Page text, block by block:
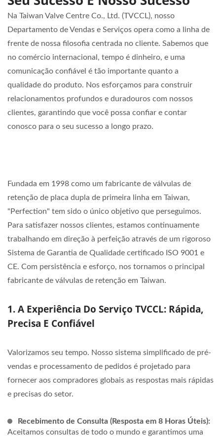
Na Taiwan Valve Centre Co., Ltd. (TVCCL), nosso
Departamento de Vendas e Serviços opera como a linha de
frente de nossa filosofia centrada no cliente. Sabemos que
no comércio internacional, tempo é dinheiro, e uma
comunicação confiável é tão importante quanto a
qualidade do produto. Nos esforçamos para construir
relacionamentos profundos e duradouros com nossos
clientes, garantindo que você possa confiar e contar
conosco para o seu sucesso a longo prazo.
Fundada em 1998 como um fabricante de válvulas de
retenção de placa dupla de primeira linha em Taiwan,
"Perfection" tem sido o único objetivo que perseguimos.
Para satisfazer nossos clientes, estamos continuamente
trabalhando em direção à perfeição através de um rigoroso
Sistema de Garantia de Qualidade certificado ISO 9001 e
CE. Com persistência e esforço, nos tornamos o principal
fabricante de válvulas de retenção em Taiwan.
1. A Experiência Do Serviço TVCCL: Rápida,
Precisa E Confiável
Valorizamos seu tempo. Nosso sistema simplificado de pré-
vendas e processamento de pedidos é projetado para
fornecer aos compradores globais as respostas mais rápidas
e precisas do setor.
Recebimento de Consulta (Resposta em 8 Horas Úteis):
Aceitamos consultas de todo o mundo e garantimos uma